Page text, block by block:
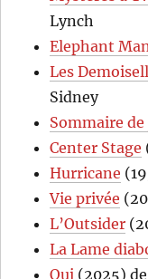
Lynch
Elephant
Les
Sidney
Sommaire
Center Stage
Hurricane
Vie privée
L’Outsider
La Lame
Oui (2025)